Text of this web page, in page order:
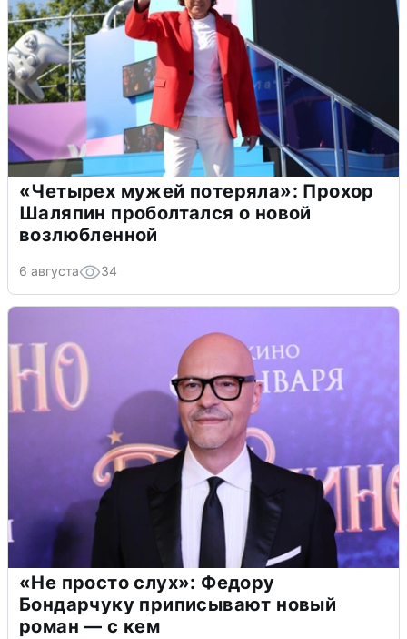
«Четырех мужей потеряла»: Прохор
Шаляпин проболтался о новой
возлюбленной
6 августа 34
«Не просто слух»: Федору
Бондарчуку приписывают новый
роман — с кем